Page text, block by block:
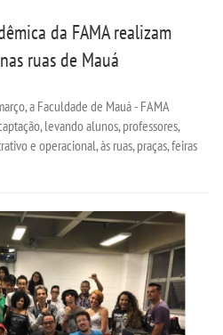
da FAMA realizam
ruas de Mauá
a Faculdade de Mauá - FAMA
levando alunos, professores,
e operacional, às ruas, praças, feiras